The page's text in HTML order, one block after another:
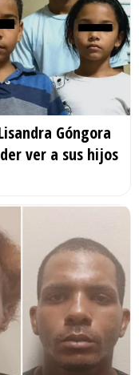
Góngora
ver a sus hijos